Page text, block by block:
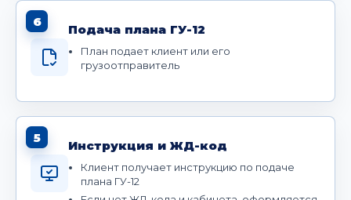
6
Подача плана ГУ-12
План подает клиент или его
грузоотправитель
5
Инструкция и ЖД-код
Клиент получает инструкцию по подаче
плана ГУ-12